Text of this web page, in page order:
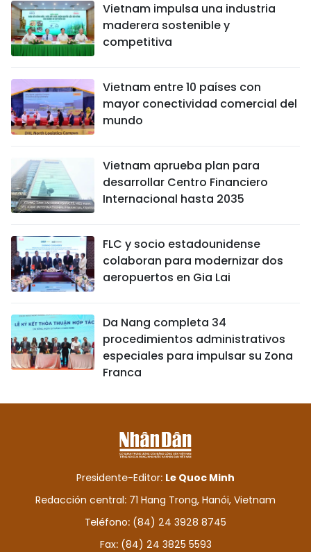
Vietnam impulsa una industria
maderera sostenible y
competitiva
Vietnam entre 10 países con
mayor conectividad comercial del
mundo
Vietnam aprueba plan para
desarrollar Centro Financiero
Internacional hasta 2035
FLC y socio estadounidense
colaboran para modernizar dos
aeropuertos en Gia Lai
Da Nang completa 34
procedimientos administrativos
especiales para impulsar su Zona
Franca
Presidente-Editor: Le Quoc Minh
Redacción central: 71 Hang Trong, Hanói, Vietnam
Teléfono: (84) 24 3928 8745
Fax: (84) 24 3825 5593